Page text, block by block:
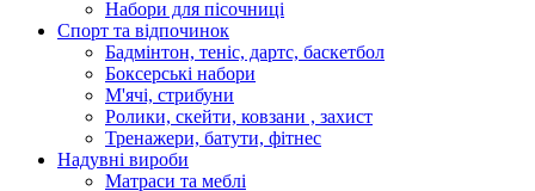
Набори для пісочниці
Спорт та відпочинок
Бадмінтон, теніс, дартс, баскетбол
Боксерські набори
М'ячі, стрибуни
Ролики, скейти, ковзани , захист
Тренажери, батути, фітнес
Надувні вироби
Матраси та меблі